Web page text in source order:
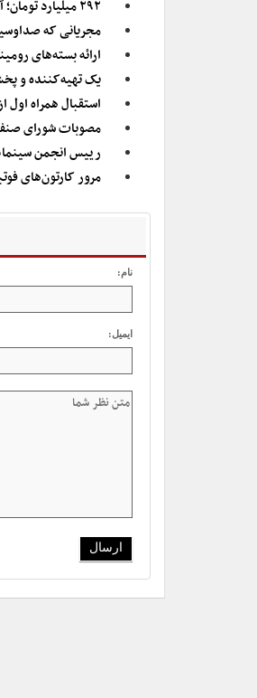
۲۹۲ میلیارد تومان؛ آخرین آمار فروش کل سینمای ایران از ابتدای امسال
مجریانی که
ارائه بسته‌های
یک تهیه‌کننده و
استقبال همراه اول از جام
مصوبات شورای
رییس انجمن
مرور کارتون‌های
نام:
ایمیل: